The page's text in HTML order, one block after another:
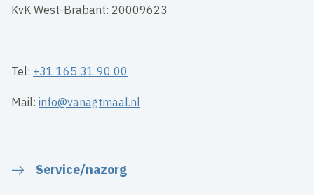
KvK West-Brabant: 20009623
Tel: +31 165 31 90 00
Mail:info@vanagtmaal.nl
Service/nazorg